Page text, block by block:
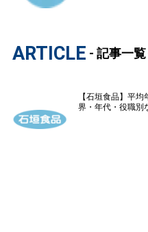
ARTICLE - 記事一覧
【石垣食品】平
界・年代・役職別